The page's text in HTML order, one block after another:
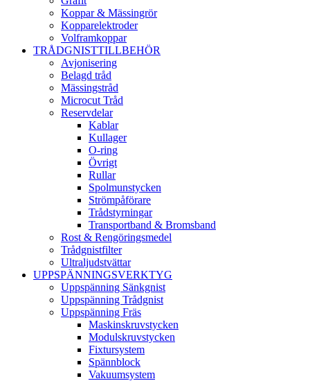
Koppar & Mässingrör
Kopparelektroder
Volframkoppar
TRÅDGNISTTILLBEHÖR
Avjonisering
Belagd tråd
Mässingstråd
Microcut Tråd
Reservdelar
Kablar
Kullager
O-ring
Övrigt
Rullar
Spolmunstycken
Strömpåförare
Trådstyrningar
Transportband & Bromsband
Rost & Rengöringsmedel
Trådgnistfilter
Ultraljudstvättar
UPPSPÄNNINGSVERKTYG
Uppspänning Sänkgnist
Uppspänning Trådgnist
Uppspänning Fräs
Maskinskruvstycken
Modulskruvstycken
Fixtursystem
Spännblock
Vakuumsystem